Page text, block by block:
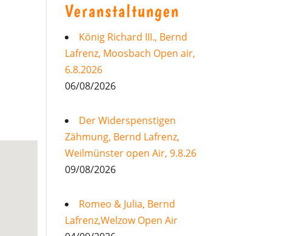
Veranstaltungen
König Richard III., Bernd
Lafrenz, Moosbach Open air,
6.8.2026
06/08/2026
Der Widerspenstigen
Zähmung, Bernd Lafrenz,
Weilmünster open Air, 9.8.26
09/08/2026
Romeo & Julia, Bernd
Lafrenz,Welzow Open Air